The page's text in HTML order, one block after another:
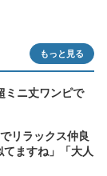
もっと見る
ミニ丈ワンピで
リラックス仲良
ますね」「大人